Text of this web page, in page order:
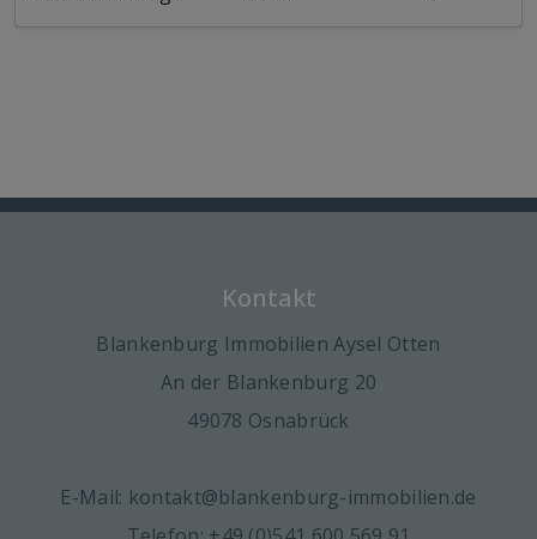
Kontakt
Blankenburg Immobilien Aysel Otten
An der Blankenburg 20
49078 Osnabrück
E-Mail: kontakt@blankenburg-immobilien.de